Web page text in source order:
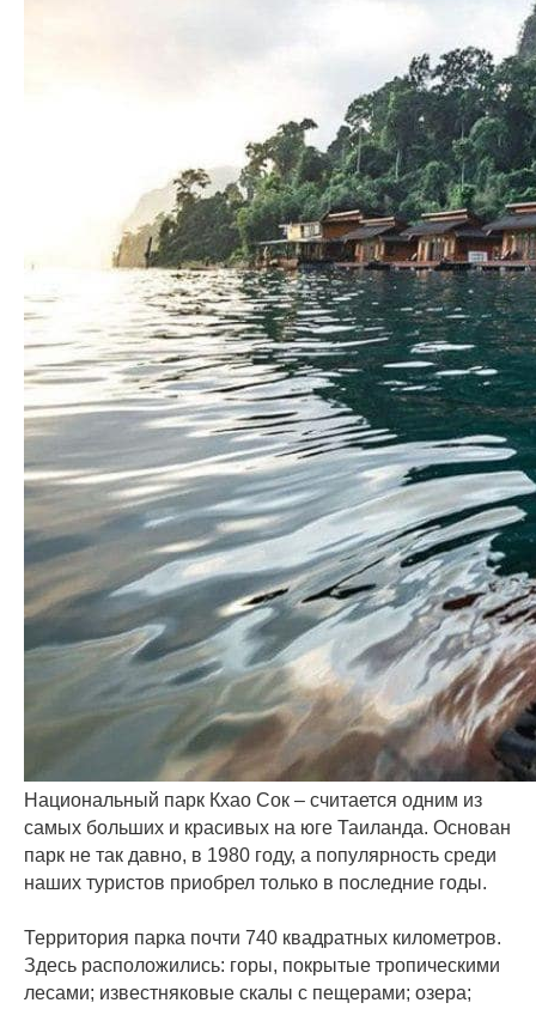
Национальный парк Кхао Сок – считается одним из
самых больших и красивых на юге Таиланда. Основан
парк не так давно, в 1980 году, а популярность среди
наших туристов приобрел только в последние годы.
Территория парка почти 740 квадратных километров.
Здесь расположились: горы, покрытые тропическими
лесами; известняковые скалы с пещерами; озера;